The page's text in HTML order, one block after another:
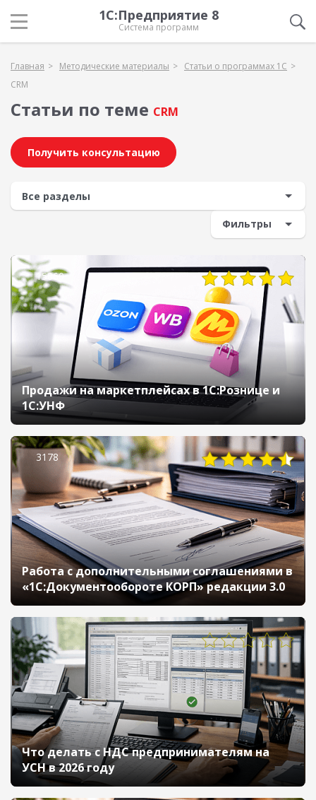
1С:Предприятие 8
Система программ
Главная Методические материалы
Статьи о программах 1С
CRM
Статьи по теме CRM
Получить консультацию
Фильтры
15860
Продажи на маркетплейсах в 1С:Рознице и
1С:УНФ
3178
Работа с дополнительными соглашениями в
«1С:Документообороте КОРП» редакции 3.0
Что делать с НДС предпринимателям на
УСН в 2026 году